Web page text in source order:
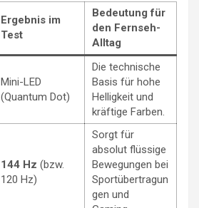
Ergebnis im
Test
Bedeutung für
den Fernseh-
Alltag
Mini-LED
(Quantum Dot)
Die technische
Basis für hohe
Helligkeit und
kräftige Farben.
144 Hz (bzw.
120 Hz)
Sorgt für
absolut flüssige
Bewegungen bei
Sportübertragun
gen und